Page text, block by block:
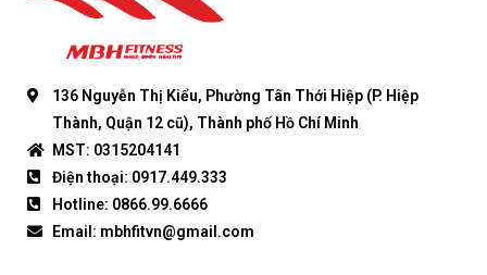
136 Nguyễn Thị Kiểu, Phường Tân Thới Hiệp (P. Hiệp
Thành, Quận 12 cũ), Thành phố Hồ Chí Minh
MST: 0315204141
Điện thoại: 0917.449.333
Hotline: 0866.99.6666
Email: mbhfitvn@gmail.com